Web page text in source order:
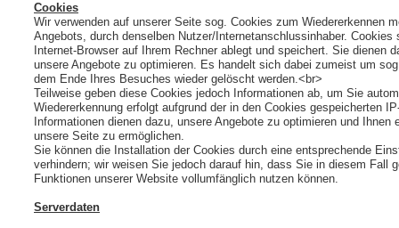
Cookies
Wir verwenden auf unserer Seite sog. Cookies zum Wiedererkennen
Angebots, durch denselben Nutzer/Internetanschlussinhaber.
Internet-Browser auf Ihrem Rechner ablegt und speichert. Sie dienen
unsere Angebote zu optimieren. Es handelt sich dabei zumeist um
dem Ende Ihres Besuches wieder gelöscht werden.<br>
Teilweise geben diese Cookies jedoch Informationen ab, um Sie
Wiedererkennung erfolgt aufgrund der in den Cookies gespeicherten
Informationen dienen dazu, unsere Angebote zu optimieren und Ihnen
unsere Seite zu ermöglichen.
Sie können die Installation der Cookies durch eine entsprechende
verhindern; wir weisen Sie jedoch darauf hin, dass Sie in diesem Fall
Funktionen unserer Website vollumfänglich nutzen können.
Serverdaten